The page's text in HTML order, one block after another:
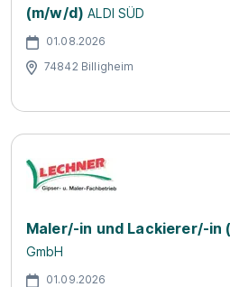
(m/w/d) ALDI SÜD
01.08.2026
74842 Billigheim
Maler/-in und Lackierer/-in
GmbH
01.09.2026